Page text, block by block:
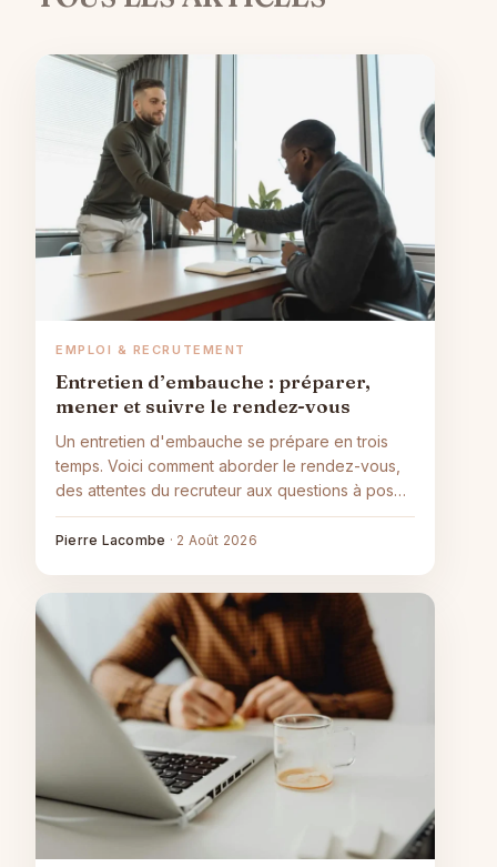
EMPLOI & RECRUTEMENT
Entretien d’embauche : préparer,
mener et suivre le rendez-vous
Un entretien d'embauche se prépare en trois
temps. Voici comment aborder le rendez-vous,
des attentes du recruteur aux questions à poser,
jusqu'à la relance.
Pierre Lacombe · 2 Août 2026